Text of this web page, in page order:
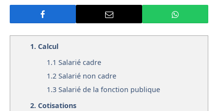
1. Calcul
1.1 Salarié cadre
1.2 Salarié non cadre
1.3 Salarié de la fonction publique
2. Cotisations